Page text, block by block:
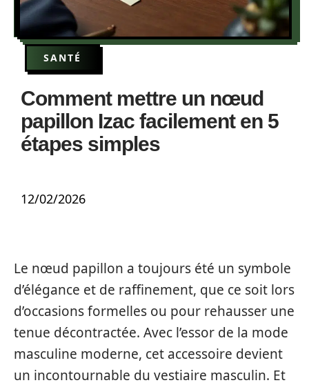
SANTÉ
Comment mettre un nœud
papillon Izac facilement en 5
étapes simples
12/02/2026
Le nœud papillon a toujours été un symbole
d’élégance et de raffinement, que ce soit lors
d’occasions formelles ou pour rehausser une
tenue décontractée. Avec l’essor de la mode
masculine moderne, cet accessoire devient
un incontournable du vestiaire masculin. Et